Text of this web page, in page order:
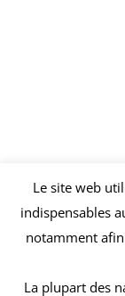
Le site web
indispensables
notamment afin
La plupart des